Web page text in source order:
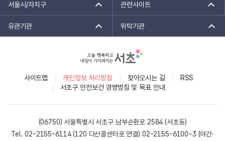
서울시/자치구 관련사이트
유관기관 위탁기관
사이트맵 개인정보 처리방침 찾아오시는 길
RSS
서초구 안전보건 경영방침 및 목표 안내
(06750) 서울특별시 서초구 남부순환로 2584 (서초동)
Tel. 02-2155-6114 (120 다산콜센터로 연결) 02-2155-6100~3 (야간·